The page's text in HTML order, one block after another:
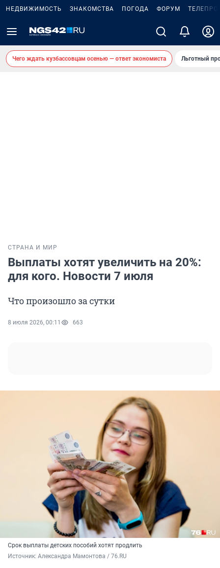
НЕДВИЖИМОСТЬ ЗНАКОМСТВА ПОГОДА ФОРУМ
Чего ждать кузбассовцам осенью — ответ экономиста Льготный
СТРАНА И МИР
Выплаты хотят увеличить на 20%:
для кого. Новости 7 июля
Что произошло за сутки
8 июля 2026, 00:11 663
Срок выплаты детских пособий хотят продлить
Источник: Александра Мамонтова / 76.RU